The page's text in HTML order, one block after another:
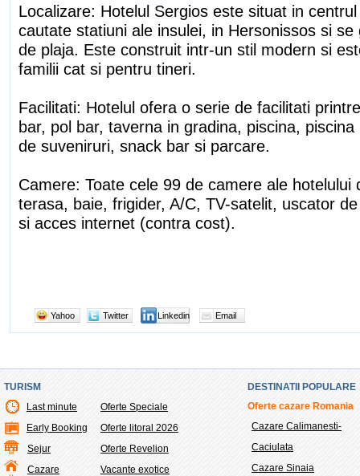
Localizare: Hotelul Sergios este situat in
cautate statiuni ale insulei, in Hersonissos si
de plaja. Este construit intr-un stil modern si
familii cat si pentru tineri.
Facilitati: Hotelul ofera o serie de facilitati
bar, pol bar, taverna in gradina, piscina,
de suveniruri, snack bar si parcare.
Camere: Toate cele 99 de camere ale hotelului
terasa, baie, frigider, A/C, TV-satelit, uscator
si acces internet (contra cost).
Yahoo Twitter Linkedin Email
TURISM
Last minute
Early Booking
Sejur
Cazare
Oferte Speciale
Oferte litoral 2026
Oferte Revelion
Vacante exotice
DESTINATII POPULARE
Oferte cazare Romania
Cazare Calimanesti-
Caciulata
Cazare Sinaia